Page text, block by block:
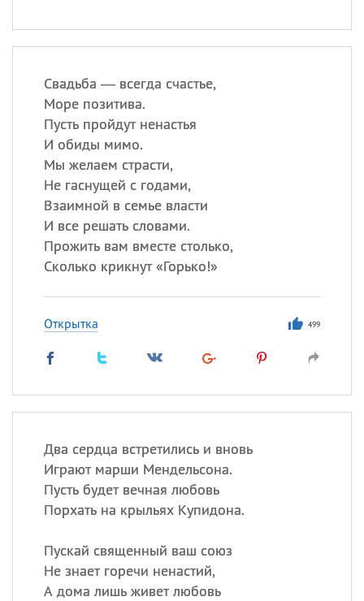
Свадьба — всегда счастье,
Море позитива.
Пусть пройдут ненастья
И обиды мимо.
Мы желаем страсти,
Не гаснущей с годами,
Взаимной в семье власти
И все решать словами.
Прожить вам вместе столько,
Сколько крикнут «Горько!»
Открытка 499
Два сердца встретились и вновь
Играют марши Мендельсона.
Пусть будет вечная любовь
Порхать на крыльях Купидона.
Пускай священный ваш союз
Не знает горечи ненастий,
А дома лишь живет любовь